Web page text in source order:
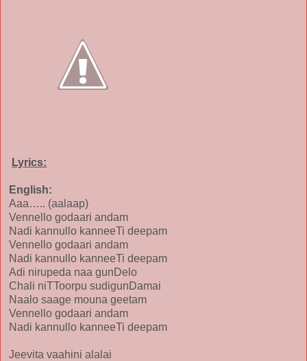
Lyrics:
English:
Aaa….. (aalaap)
Vennello godaari andam
Nadi kannullo kanneeTi deepam
Vennello godaari andam
Nadi kannullo kanneeTi deepam
Adi nirupeda naa gunDelo
Chali niTToorpu sudigunDamai
Naalo saage mouna geetam
Vennello godaari andam
Nadi kannullo kanneeTi deepam
Jeevita vaahini alalai